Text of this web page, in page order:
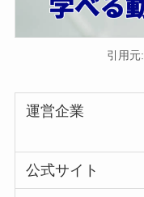
引用元:
運営企業
公式サイト